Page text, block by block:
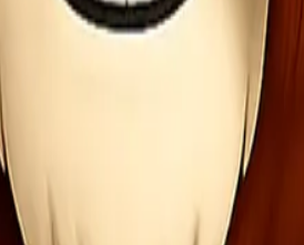
besar.
ini cocok untuk: